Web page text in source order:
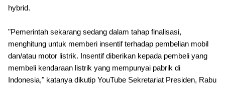
hybrid.
"Pemerintah sekarang sedang dalam tahap finalisasi,
menghitung untuk memberi insentif terhadap pembelian mobil
dan/atau motor listrik. Insentif diberikan kepada pembeli yang
membeli kendaraan listrik yang mempunyai pabrik di
Indonesia," katanya dikutip YouTube Sekretariat Presiden, Rabu